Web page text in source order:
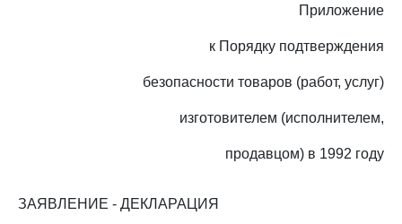
Приложение
к Порядку подтверждения
безопасности товаров (работ, услуг)
изготовителем (исполнителем,
продавцом) в 1992 году
ЗАЯВЛЕНИЕ - ДЕКЛАРАЦИЯ